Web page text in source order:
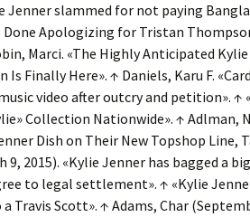
Jenner slammed for not paying
Apologizing for Tristan Thompson
Marci. «The Highly Anticipated
Finally Here». ↑ Daniels, Karu F.
video after outcry and petition». ↑
Collection Nationwide». ↑ Adlman,
Dish on Their New Topshop Line,
2015). «Kylie Jenner has bagged a
to legal settlement». ↑ «Kylie
Travis Scott». ↑ Adams, Char